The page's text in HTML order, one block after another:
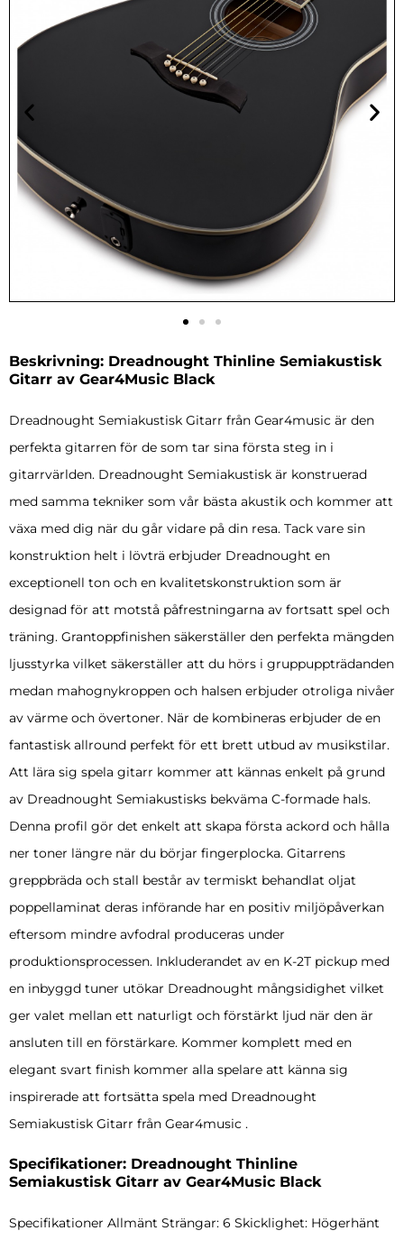
Beskrivning: Dreadnought Thinline Semiakustisk
Gitarr av Gear4Music Black
Dreadnought Semiakustisk Gitarr från Gear4music är den
perfekta gitarren för de som tar sina första steg in i
gitarrvärlden. Dreadnought Semiakustisk är konstruerad
med samma tekniker som vår bästa akustik och kommer att
växa med dig när du går vidare på din resa. Tack vare sin
konstruktion helt i lövträ erbjuder Dreadnought en
exceptionell ton och en kvalitetskonstruktion som är
designad för att motstå påfrestningarna av fortsatt spel och
träning. Grantoppfinishen säkerställer den perfekta mängden
ljusstyrka vilket säkerställer att du hörs i gruppuppträdanden
medan mahognykroppen och halsen erbjuder otroliga nivåer
av värme och övertoner. När de kombineras erbjuder de en
fantastisk allround perfekt för ett brett utbud av musikstilar.
Att lära sig spela gitarr kommer att kännas enkelt på grund
av Dreadnought Semiakustisks bekväma C-formade hals.
Denna profil gör det enkelt att skapa första ackord och hålla
ner toner längre när du börjar fingerplocka. Gitarrens
greppbräda och stall består av termiskt behandlat oljat
poppellaminat deras införande har en positiv miljöpåverkan
eftersom mindre avfodral produceras under
produktionsprocessen. Inkluderandet av en K-2T pickup med
en inbyggd tuner utökar Dreadnought mångsidighet vilket
ger valet mellan ett naturligt och förstärkt ljud när den är
ansluten till en förstärkare. Kommer komplett med en
elegant svart finish kommer alla spelare att känna sig
inspirerade att fortsätta spela med Dreadnought
Semiakustisk Gitarr från Gear4music .
Specifikationer: Dreadnought Thinline
Semiakustisk Gitarr av Gear4Music Black
Specifikationer Allmänt Strängar: 6 Skicklighet: Högerhänt